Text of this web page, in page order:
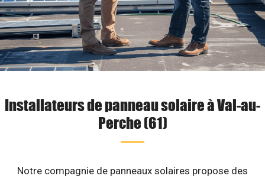
Installateurs de panneau solaire à Val-au-
Perche (61)
Notre compagnie de panneaux solaires propose des